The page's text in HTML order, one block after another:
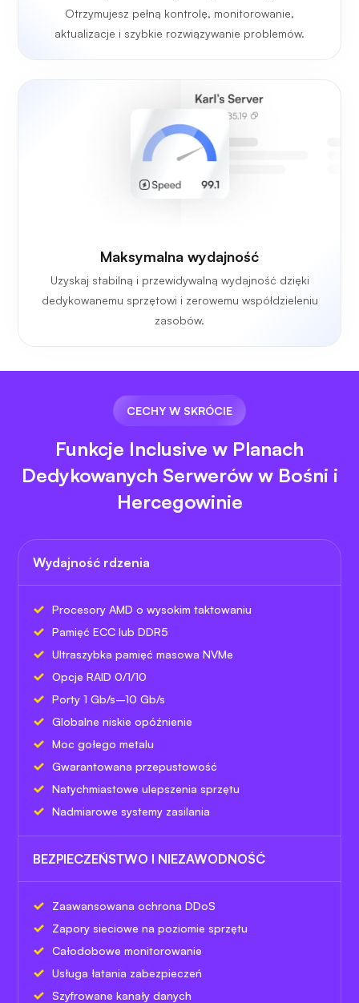
Otrzymujesz pełną kontrolę, monitorowanie,
aktualizacje i szybkie rozwiązywanie problemów.
Maksymalna wydajność
Uzyskaj stabilną i przewidywalną wydajność dzięki
dedykowanemu sprzętowi i zerowemu współdzieleniu
zasobów.
CECHY W SKRÓCIE
Funkcje Inclusive w Planach
Dedykowanych Serwerów w Bośni i
Hercegowinie
Wydajność rdzenia
Procesory AMD o wysokim taktowaniu
Pamięć ECC lub DDR5
Ultraszybka pamięć masowa NVMe
Opcje RAID 0/1/10
Porty 1 Gb/s–10 Gb/s
Globalne niskie opóźnienie
Moc gołego metalu
Gwarantowana przepustowość
Natychmiastowe ulepszenia sprzętu
Nadmiarowe systemy zasilania
BEZPIECZEŃSTWO I NIEZAWODNOŚĆ
Zaawansowana ochrona DDoS
Zapory sieciowe na poziomie sprzętu
Całodobowe monitorowanie
Usługa łatania zabezpieczeń
Szyfrowane kanały danych